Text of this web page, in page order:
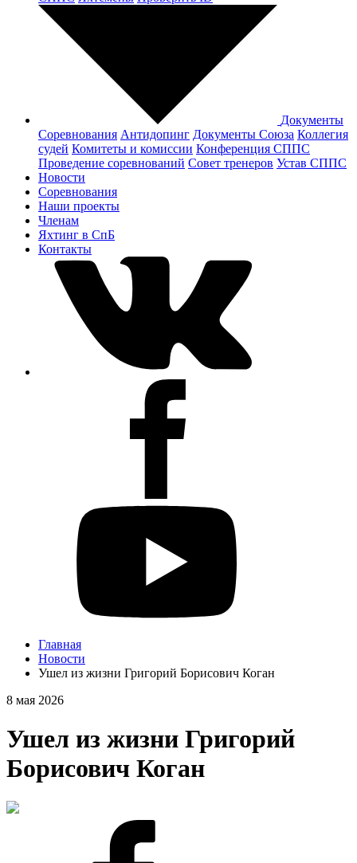
Документы
Соревнования Антидопинг Документы Cоюза Коллегия
судей Комитеты и комиссии Конференция СППС
Проведение соревнований Совет тренеров Устав СППС
Новости
Соревнования
Наши проекты
Членам
Яхтинг в СпБ
Контакты
Главная
Новости
Ушел из жизни Григорий Борисович Коган
8 мая 2026
Ушел из жизни Григорий
Борисович Коган